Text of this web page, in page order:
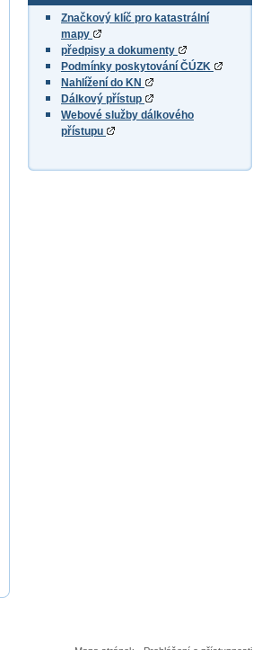
Značkový klíč pro katastrální
mapy
předpisy a dokumenty
Podmínky poskytování ČÚZK
Nahlížení do KN
Dálkový přístup
Webové služby dálkového
přístupu